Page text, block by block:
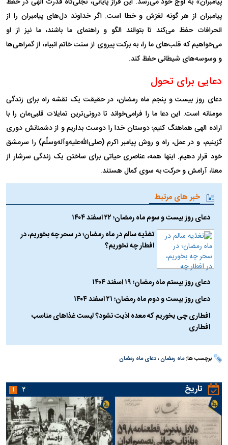
پیامبران از هر گونه لغزش و خطا است. اگر خداوند دل‌های پیامبران را از
انحرافات حفظ می‌کند تا بتوانند الگو و راهنمای ما باشند، ما نیز از او
می‌خواهیم که قلب‌های ما را، به برکت پیروی از سنت خاتم انبیاء، از گمراهی‌ها
و وسوسه‌های شیطانی حفظ کند.
دعایی برای تحول
دعای روز بیست و پنجم ماه رمضان، در حقیقت یک نقشه راه برای زندگی
مومنانه است. این دعا ما را فرامی‌خواند تا درونی‌ترین تمایلات قلبی‌مان را با
اراده الهی هماهنگ کنیم؛ دوستان خدا را دوست بداریم و از دشمنانش دوری
گزینیم، و در عمل، راه و روش پیامبر اکرم (صلی‌الله‌علیه‌و‌آله‌وسلّم) را سرمشق
خود قرار دهیم. اینها همه، عناصری حیاتی برای ساختن یک زندگی سرشار از
معنا، آرامش و حرکت به سوی کمال هستند.
خبر های مرتبط
دعای روز بیست و سوم ماه رمضان؛ ۲۲ اسفند ۱۴۰۴
تغذیه سالم در ماه رمضان؛ در سحر چه بخوریم، در
افطار چه نخوریم؟
دعای روز بیستم ماه رمضان؛ ۱۹ اسفند ۱۴۰۴
دعای روز بیست و دوم ماه رمضان؛ ۲۱ اسفند ۱۴۰۴
افطاری چی بخوریم که معده اذیت نشود؟ لیست غذا‌های مناسب
افطاری
برچسب ها:ماه رمضان،دعای ماه رمضان
تاریخ ۱ ۲